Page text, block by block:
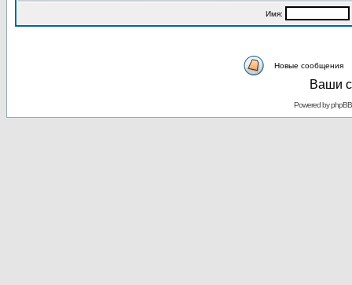
Имя:
Новые сообщения
Ваши
Powered byphpBB